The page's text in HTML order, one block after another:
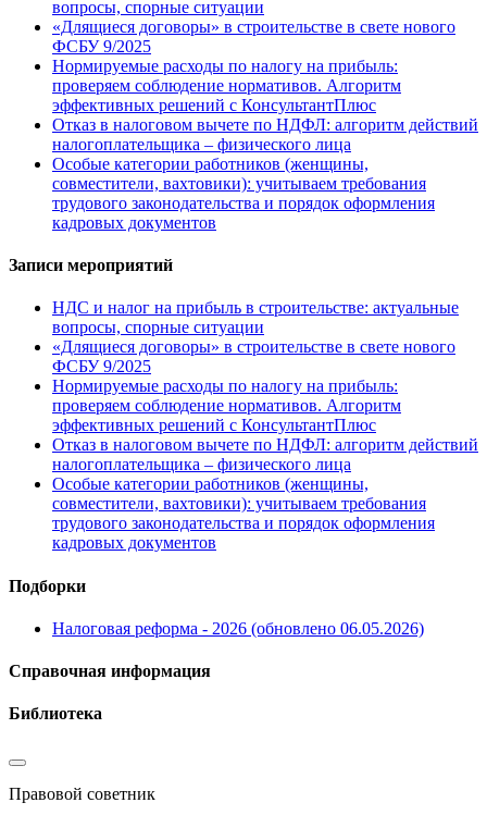
вопросы, спорные ситуации
«Длящиеся договоры» в строительстве в свете нового
ФСБУ 9/2025
Нормируемые расходы по налогу на прибыль:
проверяем соблюдение нормативов. Алгоритм
эффективных решений с КонсультантПлюс
Отказ в налоговом вычете по НДФЛ: алгоритм действий
налогоплательщика – физического лица
Особые категории работников (женщины,
совместители, вахтовики): учитываем требования
трудового законодательства и порядок оформления
кадровых документов
Записи мероприятий
НДС и налог на прибыль в строительстве: актуальные
вопросы, спорные ситуации
«Длящиеся договоры» в строительстве в свете нового
ФСБУ 9/2025
Нормируемые расходы по налогу на прибыль:
проверяем соблюдение нормативов. Алгоритм
эффективных решений с КонсультантПлюс
Отказ в налоговом вычете по НДФЛ: алгоритм действий
налогоплательщика – физического лица
Особые категории работников (женщины,
совместители, вахтовики): учитываем требования
трудового законодательства и порядок оформления
кадровых документов
Подборки
Налоговая реформа - 2026 (обновлено 06.05.2026)
Справочная информация
Библиотека
Правовой советник